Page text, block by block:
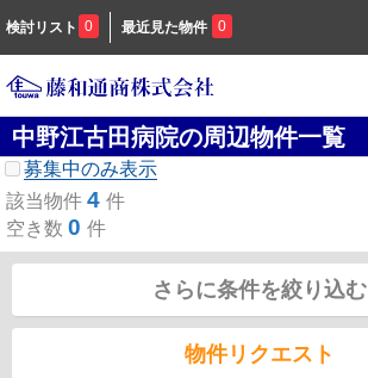
検討リスト 0 最近見た物件 0
中野江古田病院の周辺物件一覧
募集中のみ表示
該当物件 4 件
空き数 0 件
さらに条件を絞り込む
物件リクエスト